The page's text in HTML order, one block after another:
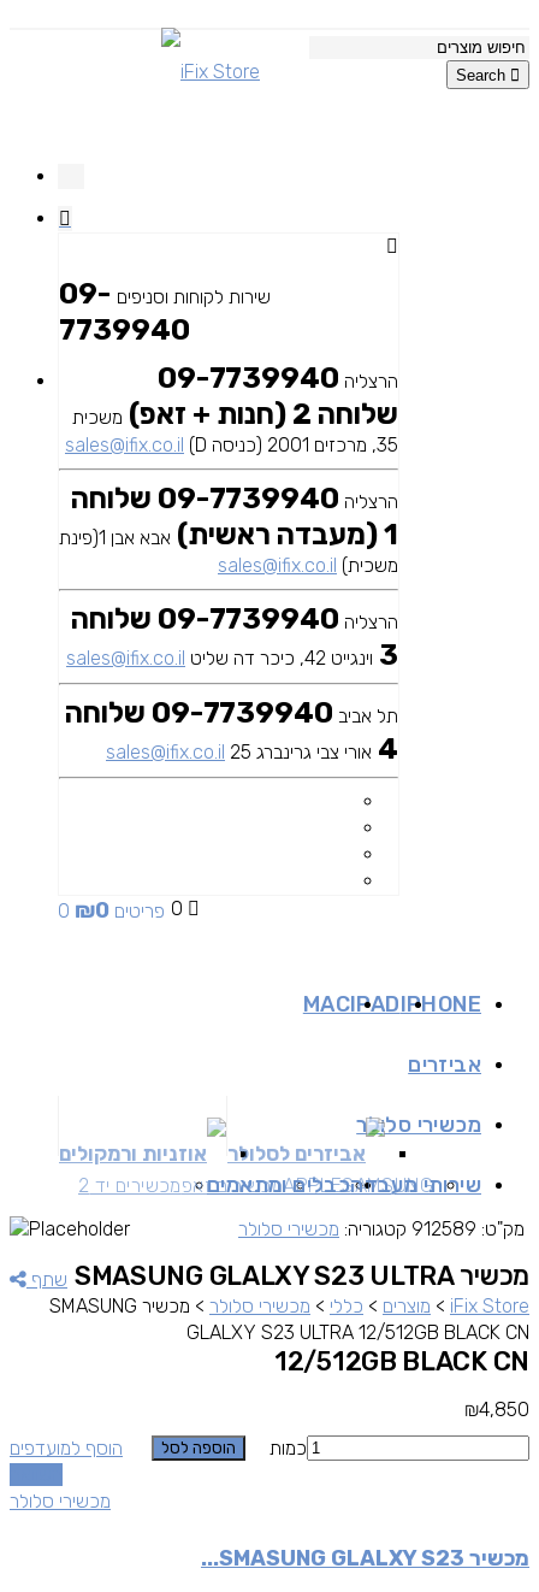
Search
שירות לקוחות וסניפים 09-
7739940
הרצליה 09-7739940
שלוחה 2 (חנות + זאפ)
משכית
35, מרכזים 2001 (כניסה D)
sales@ifix.co.il
הרצליה
09-7739940 שלוחה
1 (מעבדה ראשית)
אבא אבן 1(פינת
משכית) sales@ifix.co.il
הרצליה
09-7739940 שלוחה
3 וינגייט 42, כיכר דה שליט sales@ifix.co.il
תל אביב
09-7739940 שלוחה
4 אורי צבי גרינברג 25 sales@ifix.co.il
0 0 פריטים ₪0
IPHONE
IPAD
MAC
אביזרים
אביזרים לסלולר אוזניות ורמקולים
מכשירי סלולר
SAMSUNG
APPLEמכשירים זאפמכשירים יד 2 שירותי מעבדהכבלים ומתאמים
שתף
iFix Store
> מוצרים > כללי > מכשירי סלולר >
מכשיר SMASUNG
GLALXY S23 ULTRA 12/512GB BLACK CN
מכשיר SMASUNG GLALXY S23 ULTRA
12/512GB BLACK CN
₪4,850
כמות
הוספה לסל
הוסף למועדפים
מק"ט: 912589 קטגוריה: מכשירי סלולר
מכשירי סלולר
מכשיר SMASUNG GLALXY S23...